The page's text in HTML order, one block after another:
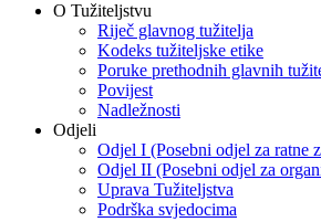
O Tužiteljstvu
Riječ glavnog tužitelja
Kodeks tužiteljske etike
Poruke prethodnih glavnih
Povijest
Nadležnosti
Odjeli
Odjel I (Posebni odjel za ratne
Odjel II (Posebni odjel za
Uprava Tužiteljstva
Podrška svjedocima